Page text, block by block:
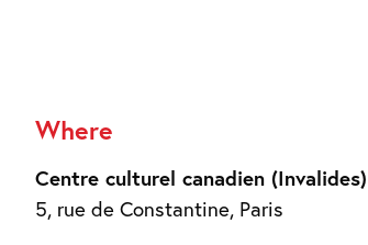
Where
Centre culturel canadien (Invalides)
5, rue de Constantine, Paris